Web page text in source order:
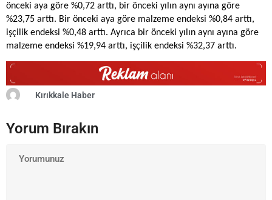
önceki aya göre %0,72 arttı, bir önceki yılın aynı ayına göre
%23,75 arttı. Bir önceki aya göre malzeme endeksi %0,84 arttı,
işçilik endeksi %0,48 arttı. Ayrıca bir önceki yılın aynı ayına göre
malzeme endeksi %19,94 arttı, işçilik endeksi %32,37 arttı.
Kırıkkale Haber
Yorum Bırakın